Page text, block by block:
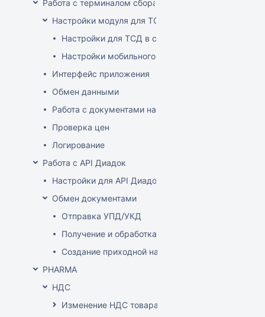
Работа с терминалом сбора данных (ТСД)
Настройки модуля для ТСД
Настройки для ТСД в системе
Настройки мобильного приложения
Интерфейс приложения
Обмен данными
Работа с документами на ТСД
Проверка цен
Логирование
Работа с API Диадок
Настройки для API Диадок
Обмен документами
Отправка УПД/УКД
Получение и обработка УПД/УКД
Создание приходной накладной на основании
PHARMA
НДС
Изменение НДС товара